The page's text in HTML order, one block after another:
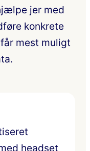
jer med
konkrete
mest muligt